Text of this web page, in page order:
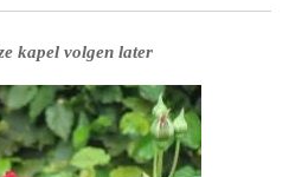
kapel volgen later